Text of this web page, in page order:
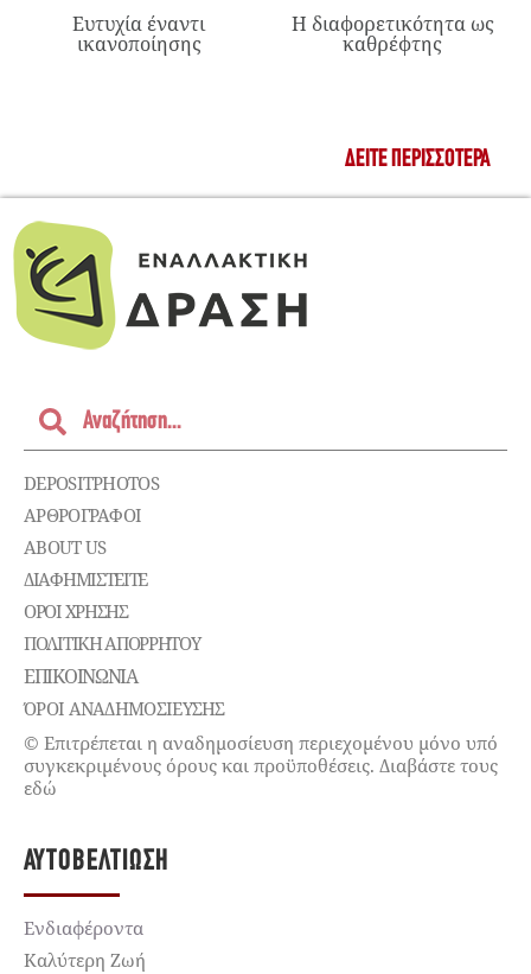
Ευτυχία έναντι
ικανοποίησης
Η διαφορετικότητα ως
καθρέφτης
ΔΕΊΤΕ ΠΕΡΙΣΣΌΤΕΡΑ
DEPOSITPHOTOS
ΑΡΘΡΟΓΡΑΦΟΙ
ABOUT US
ΔΙΑΦΗΜΙΣΤΕΊΤΕ
ΌΡΟΙ ΧΡΉΣΗΣ
ΠΟΛΙΤΙΚΉ ΑΠΟΡΡΉΤΟΥ
ΕΠΙΚΟΙΝΩΝΊΑ
ΌΡΟΙ ΑΝΑΔΗΜΟΣΙΕΥΣΗΣ
© Επιτρέπεται η αναδημοσίευση περιεχομένου μόνο υπό
συγκεκριμένους όρους και προϋποθέσεις. Διαβάστε τους
εδώ
ΑΥΤΟΒΕΛΤΊΩΣΗ
Ενδιαφέροντα
Καλύτερη Ζωή